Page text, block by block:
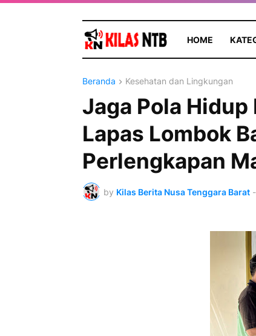
HOME
Beranda Kesehatan dan Lingkungan
Jaga Pola Hidup
Lapas Lombok
Perlengkapan
by Kilas Berita Nusa Tenggara Barat -